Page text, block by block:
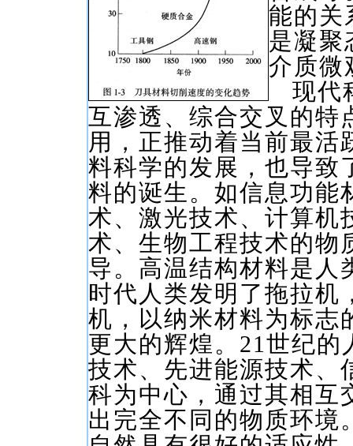
能的关
是凝聚
介质微
现代
互渗透、综合交叉的特
用，正推动着当前最活
料科学的发展，也导致
料的诞生。如信息功能
术、激光技术、计算机
术、生物工程技术的物
导。高温结构材料是人
时代人类发明了拖拉机
机，以纳米材料为标志
更大的辉煌。21世纪
技术、先进能源技术、
科为中心，通过其相互
出完全不同的物质环境